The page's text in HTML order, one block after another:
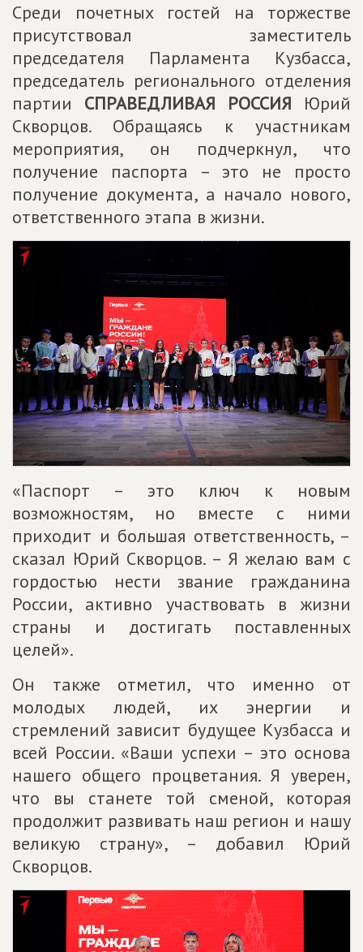
Среди почетных гостей на торжестве
присутствовал заместитель
председателя Парламента Кузбасса,
председатель регионального отделения
партии СПРАВЕДЛИВАЯ РОССИЯ Юрий
Скворцов. Обращаясь к участникам
мероприятия, он подчеркнул, что
получение паспорта – это не просто
получение документа, а начало нового,
ответственного этапа в жизни.
«Паспорт – это ключ к новым
возможностям, но вместе с ними
приходит и большая ответственность, –
сказал Юрий Скворцов. – Я желаю вам с
гордостью нести звание гражданина
России, активно участвовать в жизни
страны и достигать поставленных
целей».
Он также отметил, что именно от
молодых людей, их энергии и
стремлений зависит будущее Кузбасса и
всей России. «Ваши успехи – это основа
нашего общего процветания. Я уверен,
что вы станете той сменой, которая
продолжит развивать наш регион и нашу
великую страну», – добавил Юрий
Скворцов.